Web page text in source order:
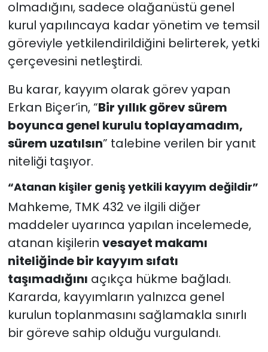
olmadığını, sadece olağanüstü genel
kurul yapılıncaya kadar yönetim ve temsil
göreviyle yetkilendirildiğini belirterek, yetki
çerçevesini netleştirdi.
Bu karar, kayyım olarak görev yapan
Erkan Biçer’in, “Bir yıllık görev sürem
boyunca genel kurulu toplayamadım,
sürem uzatılsın” talebine verilen bir yanıt
niteliği taşıyor.
“Atanan kişiler geniş yetkili kayyım değildir”
Mahkeme, TMK 432 ve ilgili diğer
maddeler uyarınca yapılan incelemede,
atanan kişilerin vesayet makamı
niteliğinde bir kayyım sıfatı
taşımadığını açıkça hükme bağladı.
Kararda, kayyımların yalnızca genel
kurulun toplanmasını sağlamakla sınırlı
bir göreve sahip olduğu vurgulandı.